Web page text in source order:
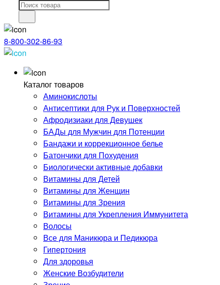
8-800-302-86-93
Каталог товаров
Аминокислоты
Антисептики для Рук и Поверхностей
Афродизиаки для Девушек
БАДы для Мужчин для Потенции
Бандажи и коррекционное белье
Батончики для Похудения
Биологически активные добавки
Витамины для Детей
Витамины для Женщин
Витамины для Зрения
Витамины для Укрепления Иммунитета
Волосы
Все для Маникюра и Педикюра
Гипертония
Для здоровья
Женские Возбудители